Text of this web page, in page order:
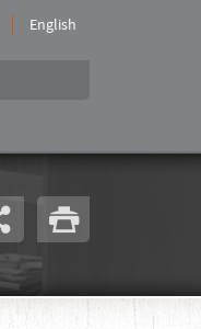
English